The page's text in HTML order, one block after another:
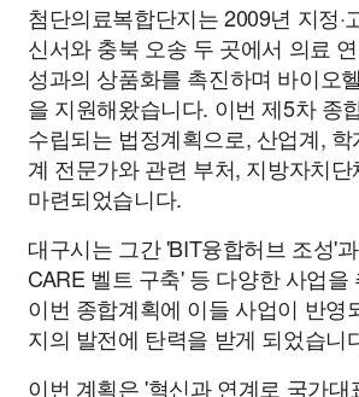
첨단의료복합단지는 2009년 지정·
신서와 충북 오송 두 곳에서 의료
성과의 상품화를 촉진하며 바이오
을 지원해왔습니다. 이번 제5차 종
수립되는 법정계획으로, 산업계,
계 전문가와 관련 부처, 지방자치
마련되었습니다.
대구시는 그간 'BIT융합허브 조성'
CARE 벨트 구축' 등 다양한 사업을
이번 종합계획에 이들 사업이 반영
지의 발전에 탄력을 받게 되었습니
이번 계획은 '혁신과 연계로 국가대